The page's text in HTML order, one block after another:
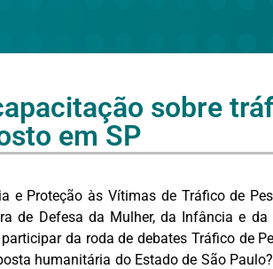
sobre
em SP
e Proteção às Vítimas de Tráfico de
de Defesa da Mulher, da Infância e da
da roda de debates Tráfico de
humanitária do Estado de São